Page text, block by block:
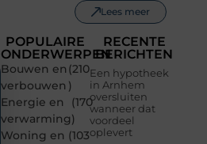
Lees meer
POPULAIRE
ONDERWERPEN
Bouwen en
verbouwen
(210
)
Energie en
verwarming
(170
)
Woning en (103
RECENTE
BERICHTEN
Een hypotheek
in Arnhem
oversluiten
wanneer dat
voordeel
oplevert